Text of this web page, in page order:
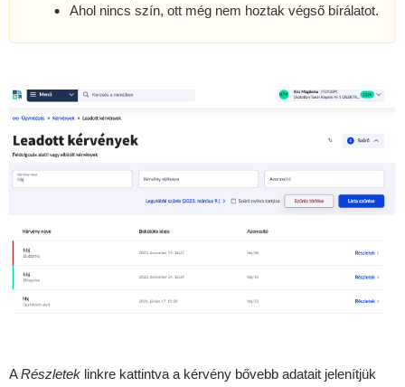
Ahol nincs szín, ott még nem hoztak végső bírálatot.
ARészletek linkre kattintva a kérvény bővebb adatait jelenítjük